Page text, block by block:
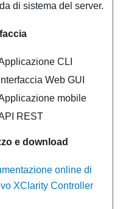
di sistema del server.
CLI
Interfaccia Web GUI
mobile
REST
e download
online di
XClarity Controller